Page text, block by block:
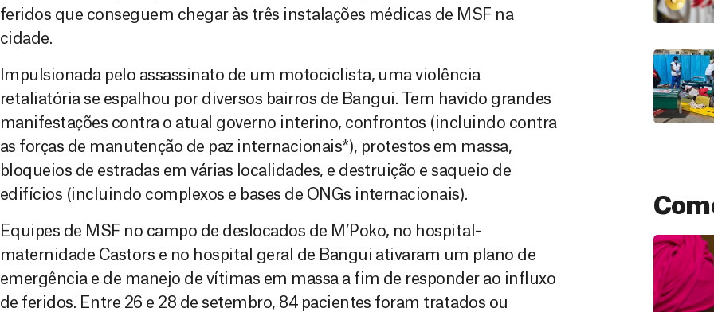
feridos que conseguem chegar às três instalações médicas de MSF na
cidade.
Impulsionada pelo assassinato de um motociclista, uma violência
retaliatória se espalhou por diversos bairros de Bangui. Tem havido grandes
manifestações contra o atual governo interino, confrontos (incluindo contra
as forças de manutenção de paz internacionais*), protestos em massa,
bloqueios de estradas em várias localidades, e destruição e saqueio de
edifícios (incluindo complexos e bases de ONGs internacionais).
Equipes de MSF no campo de deslocados de M’Poko, no hospital-
maternidade Castors e no hospital geral de Bangui ativaram um plano de
emergência e de manejo de vítimas em massa a fim de responder ao influxo
de feridos. Entre 26 e 28 de setembro, 84 pacientes foram tratados ou